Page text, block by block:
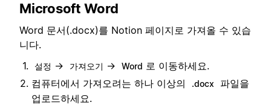
Microsoft Word
Word 문서(.docx)를 Notion 페이지로 가져올 수 있습
니다.
설정 → 가져오기 → Word 로 이동하세요.
컴퓨터에서 가져오려는 하나 이상의
.docx
파일을
업로드하세요.